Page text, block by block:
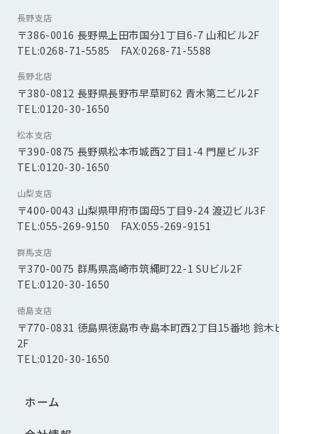
長野支店
〒386-0016 長野県上田市国分1丁目6-7 山和ビル2F
TEL:0268-71-5585 FAX:0268-71-5588
長野北店
〒380-0812 長野県長野市早草町62 青木第二ビル2F
TEL:0120-30-1650
松本支店
〒390-0875 長野県松本市城西2丁目1-4 門屋ビル3F
TEL:0120-30-1650
山梨支店
〒400-0043 山梨県甲府市国母5丁目9-24 渡辺ビル3F
TEL:055-269-9150 FAX:055-269-9151
群馬支店
〒370-0075 群馬県高崎市筑縄町22-1 SUビル2F
TEL:0120-30-1650
徳島支店
〒770-0831 徳島県徳島市寺島本町西2丁目15番地 鈴木ビル
2F
TEL:0120-30-1650
ホーム